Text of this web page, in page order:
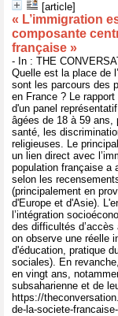
[article]
« L’immigration
composante
française »
- In : THE
Quelle est la place de
sont les parcours des
en France ? Le
d'un panel
âgées de 18 à 59 ans,
santé, les
religieuses. Le
un lien direct avec
population française a
selon les
(principalement en
d'Europe et d'Asie).
l’intégration
des difficultés d’accès
on observe une réelle
d'éducation, pratique
sociales). En
en vingt ans,
subsaharienne et de
https://
de-la-societe-